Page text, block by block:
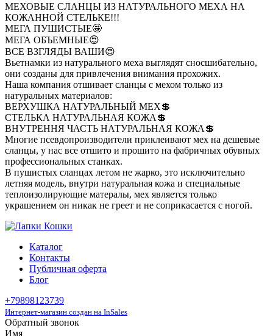
МЕХОВЫЕ СЛАНЦЫ ИЗ НАТУРАЛЬНОГО МЕХА НА
КОЖАННОЙ СТЕЛЬКЕ!!!
МЕГА ПУШИСТЫЕ🤩
МЕГА ОБЪЕМНЫЕ😍
ВСЕ ВЗГЛЯДЫ ВАШИ😍
Вьетнамки из натурального меха выглядят сносшибательно,
они созданы для привлечения внимания прохожих.
Наша компания отшивает сланцы с мехом только из
натуральных материалов:
ВЕРХУШКА НАТУРАЛЬНЫЙ МЕХ💲
СТЕЛЬКА НАТУРАЛЬНАЯ КОЖА💲
ВНУТРЕННЯ ЧАСТЬ НАТУРАЛЬНАЯ КОЖА💲
Многие псевдопроизводители приклеивают мех на дешевые
сланцы, у нас все отшито и прошито на фабричных обувных
профессиональных станках.
В пушистых сланцах летом не жарко, это исключительно
летняя модель, внутри натуральная кожа и специальные
теплоизолирующие матералы, мех является только
украшением он никак не греет и не соприкасается с ногой.
Каталог
Контакты
Публичная оферта
Блог
+79898123739
Интернет-магазин создан на InSales
Обратный звонок
Имя